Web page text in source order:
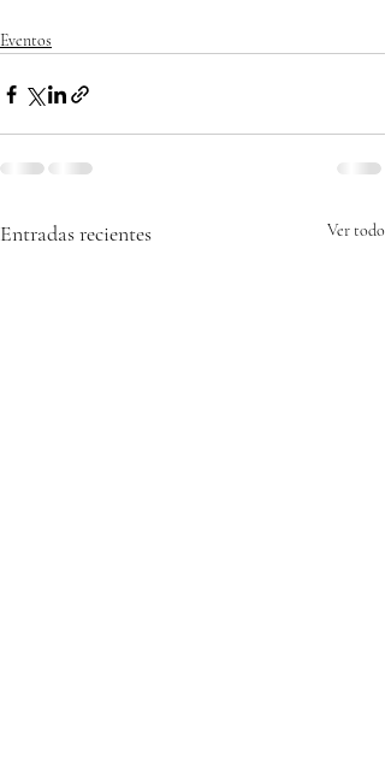
Eventos
Entradas recientes Ver todo